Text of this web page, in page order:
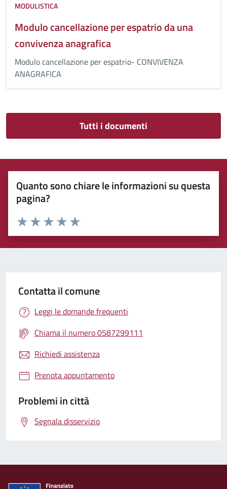
MODULISTICA
Modulo cancellazione per espatrio da una
convivenza anagrafica
Modulo cancellazione per espatrio- CONVIVENZA
ANAGRAFICA
Tutti i documenti
Quanto sono chiare le informazioni su questa
pagina?
Rating:
Valuta 5 stelle su 5
Valuta 4 stelle su 5
Valuta 3 stelle su 5
Valuta 2 stelle su 5
Valuta 1 stelle su 5
Contatta il comune
Leggi le domande frequenti
Chiama il numero 0587299111
Richiedi assistenza
Prenota appuntamento
Problemi in città
Segnala disservizio